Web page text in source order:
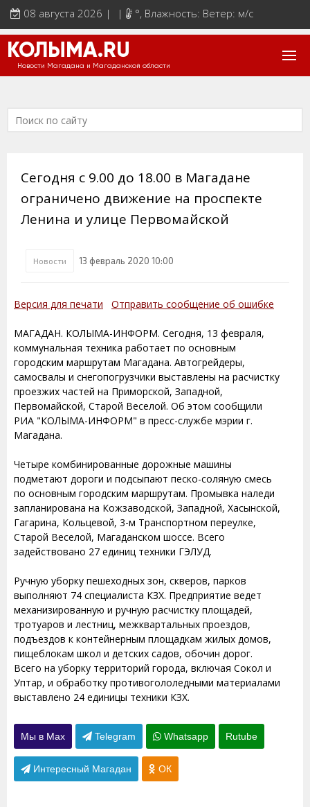
08 августа 2026 | | °, Влажность: Ветер: м/с
КОЛЫМА.RU
Новости Магадана и Магаданской области
Сегодня с 9.00 до 18.00 в Магадане
ограничено движение на проспекте
Ленина и улице Первомайской
Новости 13 февраль 2020 10:00
Версия для печати Отправить сообщение об ошибке
МАГАДАН. КОЛЫМА-ИНФОРМ. Сегодня, 13 февраля,
коммунальная техника работает по основным
городским маршрутам Магадана. Автогрейдеры,
самосвалы и снегопогрузчики выставлены на расчистку
проезжих частей на Приморской, Западной,
Первомайской, Старой Веселой. Об этом сообщили
РИА "КОЛЫМА-ИНФОРМ" в пресс-службе мэрии г.
Магадана.
Четыре комбинированные дорожные машины
подметают дороги и подсыпают песко-соляную смесь
по основным городским маршрутам. Промывка наледи
запланирована на Кожзаводской, Западной, Хасынской,
Гагарина, Кольцевой, 3-м Транспортном переулке,
Старой Веселой, Магаданском шоссе. Всего
задействовано 27 единиц техники ГЭЛУД.
Ручную уборку пешеходных зон, скверов, парков
выполняют 74 специалиста КЗХ. Предприятие ведет
механизированную и ручную расчистку площадей,
тротуаров и лестниц, межквартальных проездов,
подъездов к контейнерным площадкам жилых домов,
пищеблокам школ и детских садов, обочин дорог.
Всего на уборку территорий города, включая Сокол и
Уптар, и обработку противогололедными материалами
выставлено 24 единицы техники КЗХ.
Мы в Max Telegram Whatsapp Rutube
Интересный Магадан ОК